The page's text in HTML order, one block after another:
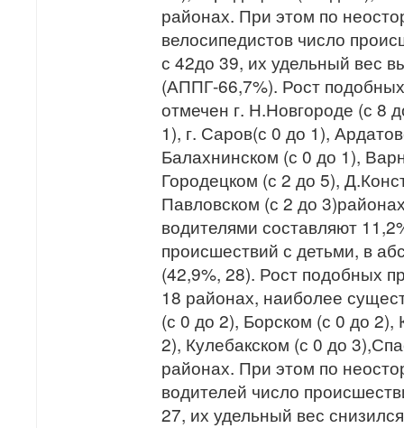
районах. При этом по
велосипедистов число
с 42до 39, их удельный вес
(АППГ-66,7%). Рост
отмечен г. Н.Новгороде (с 8
1), г. Саров(с 0 до 1),
Балахнинском (с 0 до 1),
Городецком (с 2 до 5),
Павловском (с 2 до
водителями составляют
происшествий с детьми, в
(42,9%, 28). Рост подобных
18 районах, наиболее
(с 0 до 2), Борском (с 0 до 2),
2), Кулебакском (с 0 до
районах. При этом по
водителей число
27, их удельный вес